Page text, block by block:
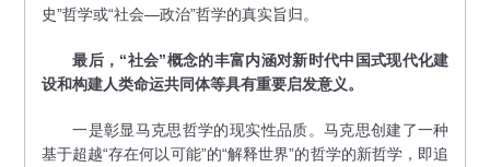
史”哲学或“社会—政治”哲学的真实旨归。
最后，“社会”概念的丰富内涵对新时代中国式现代化建
设和构建人类命运共同体等具有重要启发意义。
一是彰显马克思哲学的现实性品质。马克思创建了一种
基于超越“存在何以可能”的“解释世界”的哲学的新哲学，即追